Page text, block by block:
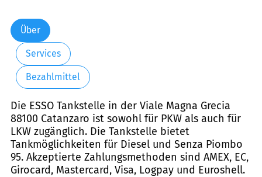
Über
Services
Bezahlmittel
Die ESSO Tankstelle in der Viale Magna Grecia
88100 Catanzaro ist sowohl für PKW als auch für
LKW zugänglich. Die Tankstelle bietet
Tankmöglichkeiten für Diesel und Senza Piombo
95. Akzeptierte Zahlungsmethoden sind AMEX, EC,
Girocard, Mastercard, Visa, Logpay und Euroshell.